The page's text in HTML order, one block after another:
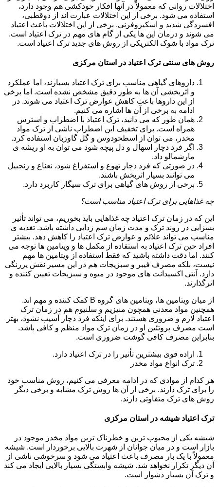
اختلالات روانی که معمولاً در آنها افکار خودکشی هم وجود دارد،
استفاده می شود. برخی از این اختلالات عبارت اند از دوقطبی،
افسردگی شدید و اسکیزوفرنی. برخی از این اختلالات باعث اعتیاد
می شوند و درمان این ها یکی از گام های مهم در ترک اعتیاد است.
ترک مواد با شوک الکتریکی از روش های جدید ترک اعتیاد است.
روش های سنتی ترک اعتیاد در استان مرکزی
داروهای گیاهی مناسب برای ترک اعتیاد بسیارند، اما عملکرد
و اثربخشی آن ها به طور دقیق مشخص نشده است. اما برخی
از این داروها باعث کاهش عوارض ترک اعتیاد می شوند. در
ادامه به برخی از آن ها اشاره می کنیم.
همان طور که می دانید، ترک اعتیاد با اضطراب و استرس
همراه است. برای تخفیف این اضطراب ناشی از ترک مواد
مخدر، می توان از اسطخودوس و گل گاوزبان استفاده کرد.
اگر فرد دچار اسهال و دل پیچه شود می توان به او ریشه ی
مارشمالو داد.
در صورتی که فرد دچار تهوع و استفراغ شود، نعناع و زنجبیل
می توانند بسیار اثربخش باشند.
برخی از روش های گیاهی برای ترک سیگار کاربرد دارد.
چه غذاهایی برای ترک اعتیاد مناسب است؟
این که در زمان ترک اعتیاد چه غذاهایی باید بخوریم، می تواند تأثیر
بسزایی در روند ترک و مدت زمان سم زدایی داشته باشد. تغذیه ی
مناسب می تواند علائم و عوارض ترک اعتیاد را کاهش دهد. بیشتر
افراد حین ترک اعتیاد به استفاده از مکمل ها و ویتامین ها توجه می
کنند. اما دقت داشته باشید که فقط استفاده از ویتامین ها مهم
نیست، بلکه مصرف فیبر و سبزیجات هم در این مسیر نقش پررنگی
دارد. آنتی اکسیدانت های موجود در میوه و سبزیجات تعیین کننده و
اثرگذارند.
از میان ویتامین ها، ویتامین های گروه B کمک کننده و مهم اند.
همچنین مواد معدنی همچون منیزیم و سلنیوم هم در زمان ترک
اعتیاد لازم و ضروری هستند. برای اینکه فرد دچار آسیب نشود، بهتر
است مصرف پروتئین او در زمان ترک مواد منظم و کافی باشد.
بنابراین مصرف کافی گوشت ضروری است.
اراده قوی بیشترین تأثیر را در ترک اعتیاد دارد.
ترک انواع مواد مخدر
هر کدام از موادی که در ادامه معرفی می کنیم، روش مناسب خود
را برای ترک دارند. برخی از آن ها روش ترک مشابه و برخی دیگر
روش های ترک متفاوتی دارند.
ترک اعتیاد شیشه در استان مرکزی
شیشه یکی از محبوب ترین و خطرناک ترین مواد مخدر موجود در
بازار است و در میان جوانان از شهرت بالایی برخوردار است. شیشه
معمولاً با یک بار مصرف باعث اعتیاد می شود و سرخوشی ناشی از
آن دیگر تکرار نخواهد شد. شیشه وابستگی بسیار بالایی ایجاد می کند
و ترک آن بسیار دشوار است.